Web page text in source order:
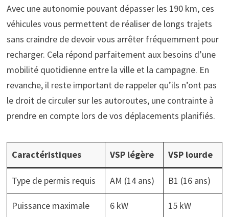
Avec une autonomie pouvant dépasser les 190 km, ces
véhicules vous permettent de réaliser de longs trajets
sans craindre de devoir vous arrêter fréquemment pour
recharger. Cela répond parfaitement aux besoins d’une
mobilité quotidienne entre la ville et la campagne. En
revanche, il reste important de rappeler qu’ils n’ont pas
le droit de circuler sur les autoroutes, une contrainte à
prendre en compte lors de vos déplacements planifiés.
Caractéristiques VSP légère VSP lourde
Type de permis requis AM (14 ans) B1 (16 ans)
Puissance maximale 6 kW 15 kW